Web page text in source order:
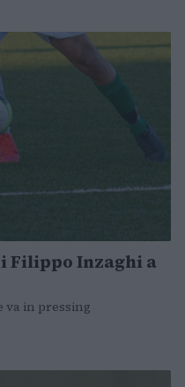
Filippo Inzaghi a
va in pressing